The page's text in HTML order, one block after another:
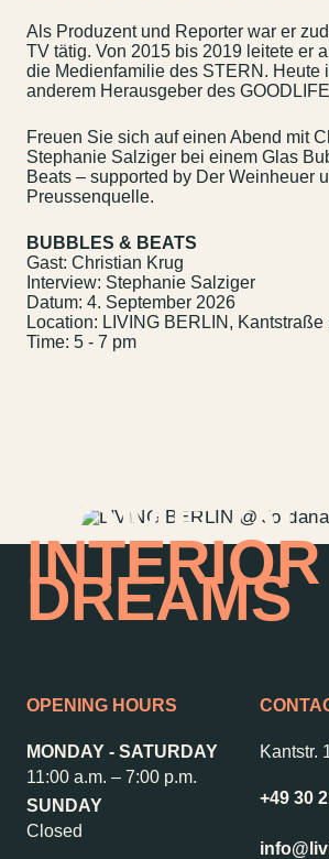
ALICE
Garden
Newsletter
Als Produzent und Reporter war er
TV tätig. Von 2015 bis 2019 leitete er
die Medienfamilie des STERN. Heute
anderem Herausgeber des
Freuen Sie sich auf einen Abend mit
Stephanie Salziger bei einem Glas
Beats – supported by Der Weinheuer
Preussenquelle.
BUBBLES & BEATS
Gast: Christian Krug
Interview: Stephanie Salziger
Datum: 4. September 2026
Location: LIVING BERLIN,
Time: 5 - 7 pm
HOME OF
INTERIOR
DREAMS
OPENING HOURS
MONDAY - SATURDAY
11:00 a.m. – 7:00 p.m.
SUNDAY
Closed
Kantstr.
+49 30